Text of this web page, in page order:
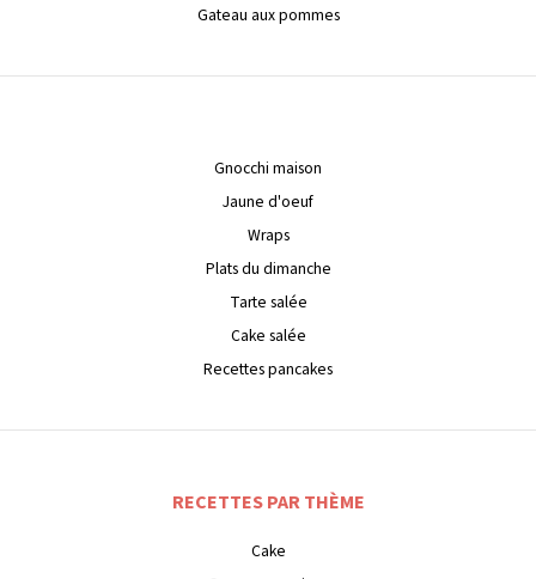
Gateau aux pommes
Gnocchi maison
Jaune d'oeuf
Wraps
Plats du dimanche
Tarte salée
Cake salée
Recettes pancakes
RECETTES PAR THÈME
Cake